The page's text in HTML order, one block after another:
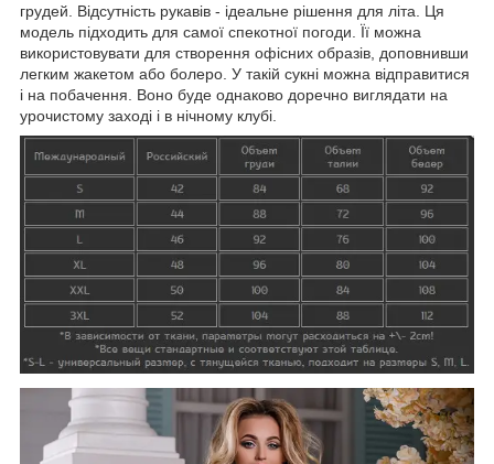
грудей. Відсутність рукавів - ідеальне рішення для літа. Ця
модель підходить для самої спекотної погоди. Її можна
використовувати для створення офісних образів, доповнивши
легким жакетом або болеро. У такій сукні можна відправитися
і на побачення. Воно буде однаково доречно виглядати на
урочистому заході і в нічному клубі.